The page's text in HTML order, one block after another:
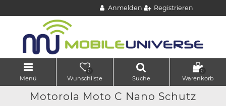
Anmelden Registrieren
Menü
0
Wunschliste Suche
0
Warenkorb
Motorola Moto C Nano Schutz